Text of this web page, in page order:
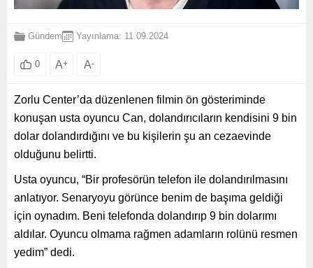
Gündem Yayınlama: 11.09.2024
0 A+ A-
Zorlu Center’da düzenlenen filmin ön gösteriminde
konuşan usta oyuncu Can, dolandırıcıların kendisini 9 bin
dolar dolandırdığını ve bu kişilerin şu an cezaevinde
olduğunu belirtti.
Usta oyuncu, “Bir profesörün telefon ile dolandırılmasını
anlatıyor. Senaryoyu görünce benim de başıma geldiği
için oynadım. Beni telefonda dolandırıp 9 bin dolarımı
aldılar. Oyuncu olmama rağmen adamların rolünü resmen
yedim” dedi.